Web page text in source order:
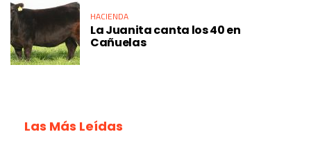
HACIENDA
La Juanita canta los 40 en
Cañuelas
Las Más Leídas